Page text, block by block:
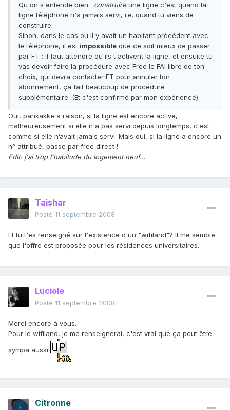
Qu'on s'entende bien : construire une ligne c'est quand la
ligne téléphone n'a jamais servi, i.e. quand tu viens de
construire.
Sinon, dans le cas où il y avait un habitant précédent avec
le téléphone, il est impossible que ce soit mieux de passer
par FT : il faut attendre qu'ils t'activent la ligne, et ensuite tu
vas devoir faire la procédure avec Free le FAI libre de ton
choix, qui devra contacter FT pour annuler ton
abonnement, ça fait beaucoup de procédure
supplémentaire. (Et c'est confirmé par mon expérience)
Oui, pankakke a raison, si la ligne est encore active,
malheureusement si elle n'a pas servi depuis longtemps, c'est
comme si elle n’avait jamais servi. Mais oui, si la ligne a encore un
n° attribué, passe par free direct !
Edit: j'ai trop l'habitude du logement neuf…
Taishar
Posté 11 septembre 2008
Et tu t'es renseigné sur l'existence d'un "wifiland"? Il me semble
que l'offre est proposée pour les résidences universitaires.
Luciole
Posté 11 septembre 2008
Merci encore à vous.
Pour le wifiland, je me renseignerai, c'est vrai que ça peut être
sympa aussi
Citronne